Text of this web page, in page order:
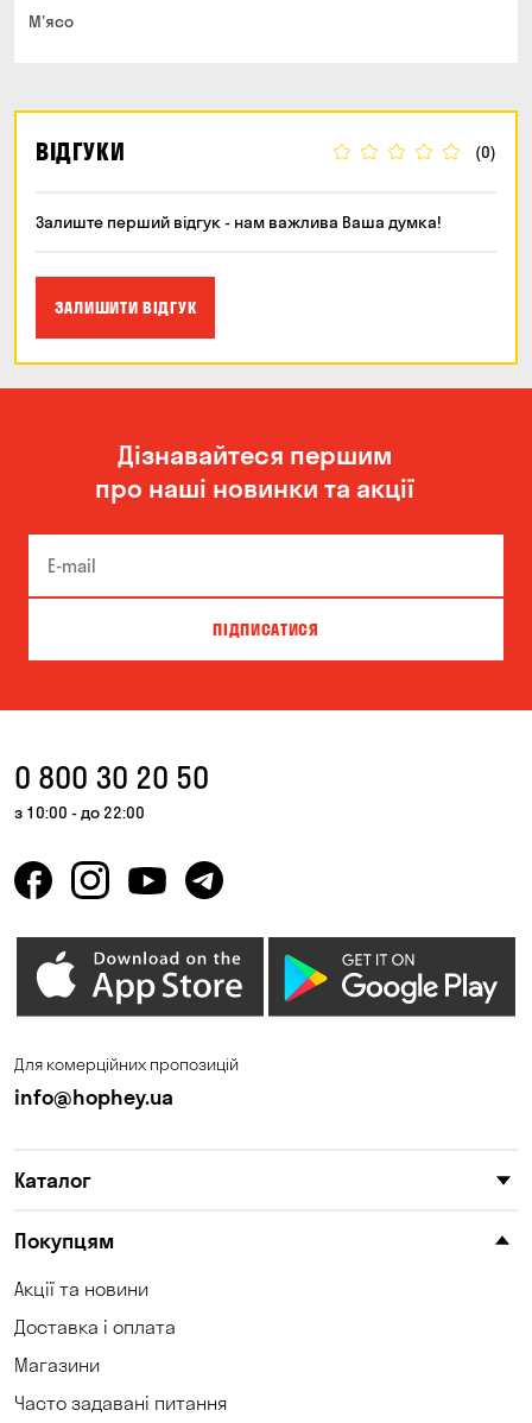
М'ясо
ВІДГУКИ (0)
Залиште перший відгук - нам важлива Ваша думка!
ЗАЛИШИТИ ВІДГУК
Дізнавайтеся першим
про наші новинки та акції
ПІДПИСАТИСЯ
0 800 30 20 50
з 10:00 - до 22:00
Для комерційних пропозицій
info@hophey.ua
Каталог
Покупцям
Акції та новини
Доставка і оплата
Магазини
Часто задавані питання